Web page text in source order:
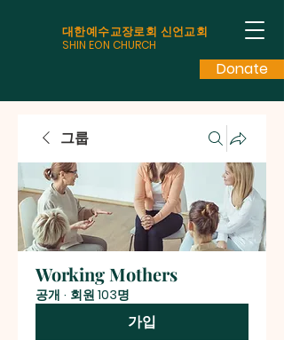
대한예수교장로회 신언교회
SHIN EON CHURCH
Donate
그룹
Working Mothers
공개 · 회원 103명
가입